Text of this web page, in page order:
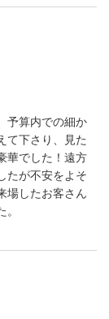
予算内での細か
て下さり、見た
華でした！遠方
たが不安をよそ
場したお客さん